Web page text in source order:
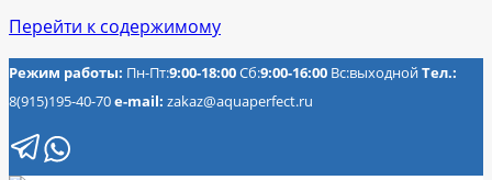
Перейти к содержимому
Режим работы: Пн-Пт:9:00-18:00Сб:9:00-16:00 Вс:выходнойТел.:
8(915)195-40-70e-mail: zakaz@aquaperfect.ru